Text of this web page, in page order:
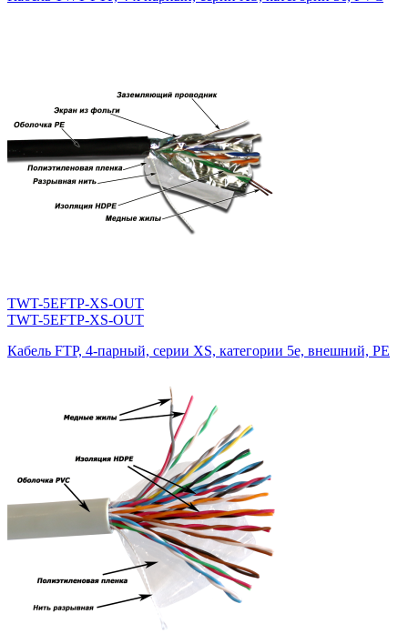
TWT-5EFTP-XS-OUT
TWT-5EFTP-XS-OUT
Кабель FTP, 4-парный, серии XS, категории 5е, внешний, PE